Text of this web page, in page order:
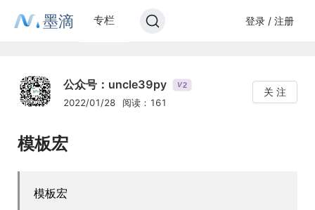
墨滴 专栏 登录 / 注册
公众号：uncle39py V2
2022/01/28 阅读：161
关 注
模板宏
模板宏